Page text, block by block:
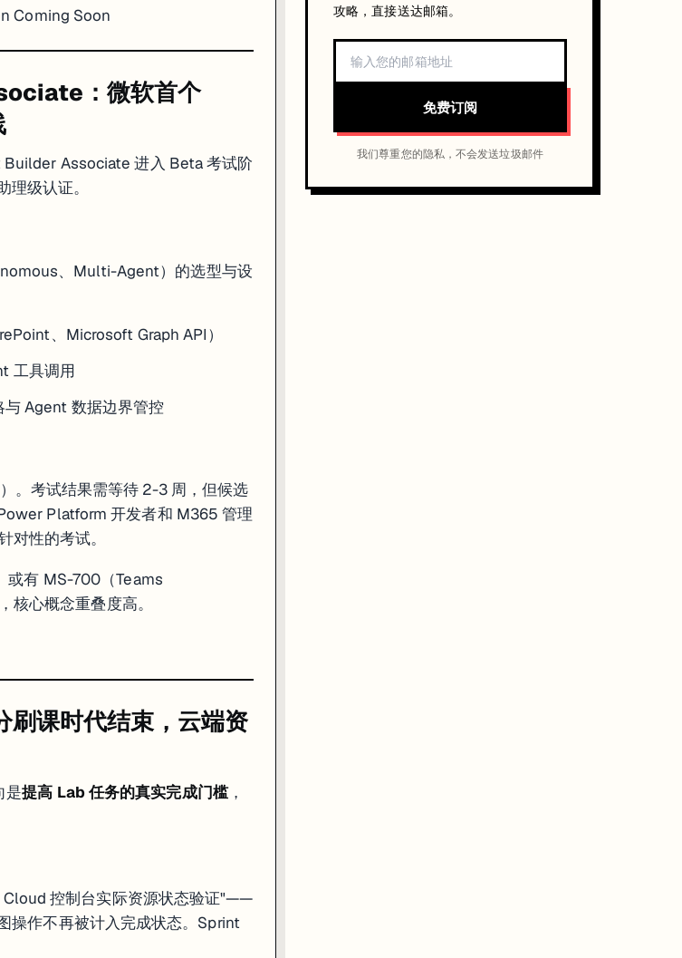
Center 工作流）、SD-WAN 路由策略优化验证。对于已预约 Lab 的候选人，建议在考前确认所预约场次对应
关注 Cisco Learning Network 官方通知，避免在新旧版本切换期间预约到错误的考纲版本。
Coming Soon
：微软首个
Associate 进入 Beta 考试阶
理级认证。
、Multi-Agent）的选型与设
、Microsoft Graph API）
工具调用
Agent 数据边界管控
。考试结果需等待 2-3 周，但候选
Platform 开发者和 M365 管理
性的考试。
有 MS-700（Teams
心概念重叠度高。
课时代结束，云端资
是提高 Lab 任务的真实完成门槛，
Cloud 控制台实际资源状态验证"——
操作不再被计入完成状态。Sprint
攻略，直接送达邮箱。
免费订阅
我们尊重您的隐私，不会发送垃圾邮件